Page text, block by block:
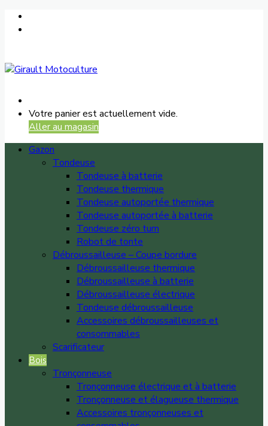
Votre panier est actuellement vide.
Aller au magasin
Gazon
Tondeuse
Tondeuse à batterie
Tondeuse thermique
Tondeuse autoportée thermique
Tondeuse autoportée à batterie
Tondeuse zéro turn
Robot de tonte
Débroussailleuse – Coupe bordure
Débroussailleuse thermique
Débroussailleuse à batterie
Débroussailleuse électrique
Tondeuse débroussailleuse
Accessoires débroussailleuses et
consommables
Scarificateur
Bois
Tronçonneuse
Tronçonneuse électrique et à batterie
Tronçonneuse et élagueuse thermique
Accessoires tronçonneuses et